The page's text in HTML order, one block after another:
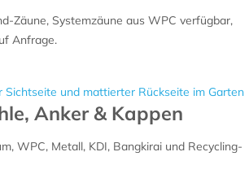
Zäune, Systemzäune aus WPC verfügbar,
Anfrage.
Anker & Kappen
WPC, Metall, KDI, Bangkirai und Recycling-